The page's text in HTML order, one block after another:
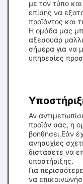
με τον τύπο
επίσης να
προϊόντος και
Η ομάδα μας
αξεσουάρ
σήμερα για να
υπηρεσίες
Αν
προϊόν σας, η
βοηθήσει.Εάν
ανησυχίες
διστάσετε να
υποστήριξης.
Για
να